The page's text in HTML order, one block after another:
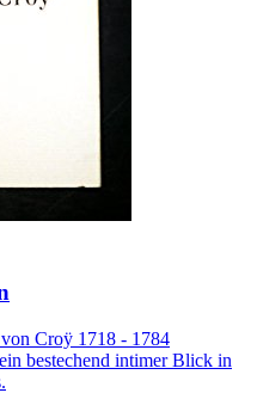
Croÿ 1718 - 1784
bestechend intimer Blick in